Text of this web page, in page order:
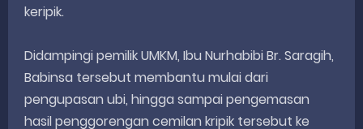
keripik.
Didampingi pemilik UMKM, Ibu Nurhabibi Br. Saragih,
Babinsa tersebut membantu mulai dari
pengupasan ubi, hingga sampai pengemasan
hasil penggorengan cemilan kripik tersebut ke